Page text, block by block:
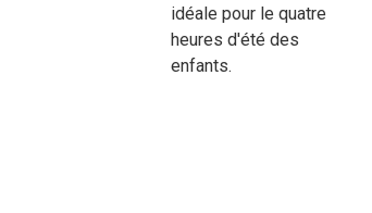
idéale pour le quatre
heures d'été des
enfants.